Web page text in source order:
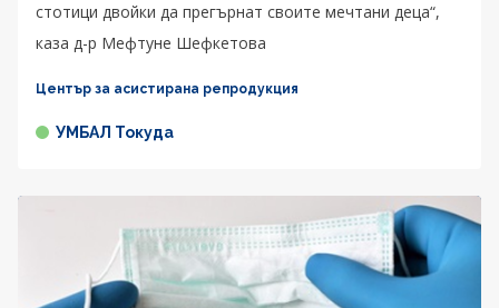
стотици двойки да прегърнат своите мечтани деца“,
каза д-р Мефтуне Шефкетова
Център за асистирана репродукция
УМБАЛ Токуда